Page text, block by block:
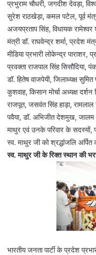
प्रभुराम चौधरी, जगदीश देवड़ा,
सुरेश राठखेड़ा, कमल पटेल, पूर्व
अजयप्रताप सिंह, विधायक रामेश्वर
मंत्री डॉ. राघवेन्द्र शर्मा, प्रदेश
मीडिया प्रभारी लोकेन्द्र पाराशर,
प्रवक्ता राजपाल सिंह सिसौदिया,
डॉ. हितेष वाजपेयी, जिलाध्यक्ष सुमित
कुशवाह, किसान मोर्चा अध्यक्ष
राजपूत, जसवंत सिंह हाड़ा,
पवैया, डॉ. अभिजीत देशमुख,
माथुर एवं उनके परिवार के सदस्यों,
स्व. माथुर जी को श्रद्धांजलि अर्पित
स्व. माथुर जी के रिक्त स्थान की
भारतीय जनता पार्टी के प्रदेश